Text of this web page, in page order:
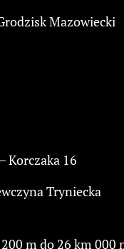
Mazowiecki
Korczaka 16
Tryniecka
m do 26 km 000